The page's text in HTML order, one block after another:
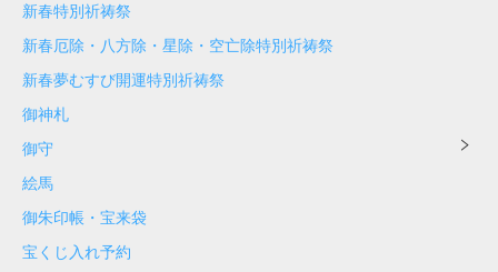
新春特別祈祷祭
新春厄除・八方除・星除・空亡除特別祈祷祭
新春夢むすび開運特別祈祷祭
御神札
御守
絵馬
御朱印帳・宝来袋
宝くじ入れ予約